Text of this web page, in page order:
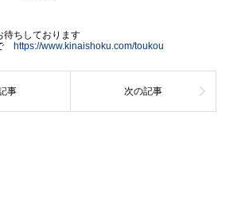
待ちしております
https://www.kinaishoku.com/toukou
事 次の記事